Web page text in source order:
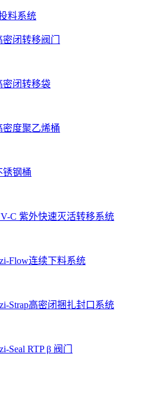
料系统
密闭转移阀门
密闭转移袋
密度聚乙烯桶
锈钢桶
C 紫外快速灭活转移系统
Flow连续下料系统
Strap高密闭捆扎封口系统
Seal RTP β 阀门